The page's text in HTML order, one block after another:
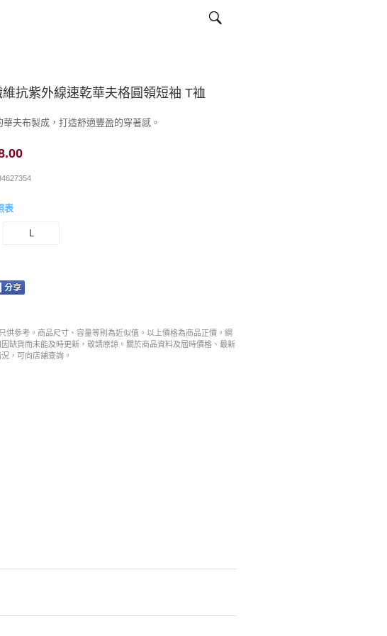
抗紫外線速乾華夫格圓領短袖 T裇
夫布製成，打造舒適豐盈的穿著感。
表
L
供參考。商品尺寸、容量等則為近似值。以上價格為商品正價。網
缺貨而未能及時更新，敬請原諒。關於商品資料及屆時價格、最新
，可向店舖查詢。